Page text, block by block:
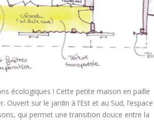
écologiques ! Cette petite maison en paille
sur le jardin à l’Est et au Sud, l’espace
qui permet une transition douce entre la